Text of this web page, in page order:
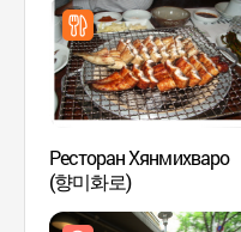
Ресторан Хянмихваро
(향미화로)